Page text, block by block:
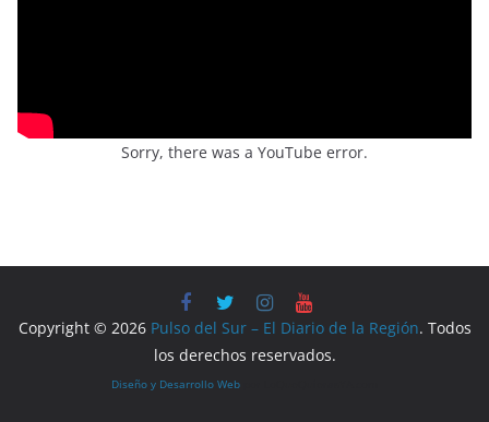
Sorry, there was a YouTube error.
Copyright © 2026 Pulso del Sur – El Diario de la Región. Todos
los derechos reservados.
Diseño y Desarrollo Web